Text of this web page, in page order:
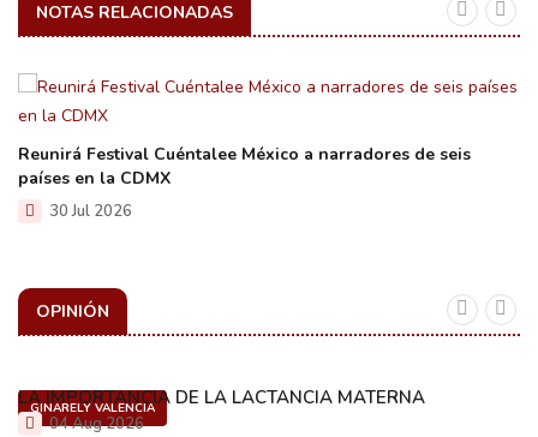
NOTAS RELACIONADAS
Reunirá Festival Cuéntalee México a narradores de seis
países en la CDMX
30 Jul 2026
OPINIÓN
GINARELY VALENCIA
LA IMPORTANCIA DE LA LACTANCIA MATERNA
04 Aug 2026